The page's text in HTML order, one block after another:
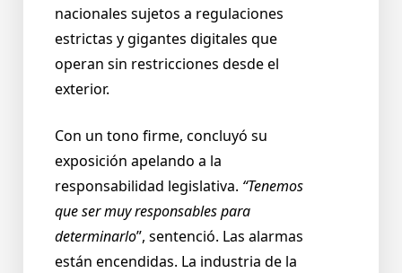
nacionales sujetos a regulaciones
estrictas y gigantes digitales que
operan sin restricciones desde el
exterior.
Con un tono firme, concluyó su
exposición apelando a la
responsabilidad legislativa. “Tenemos
que ser muy responsables para
determinarlo”, sentenció. Las alarmas
están encendidas. La industria de la